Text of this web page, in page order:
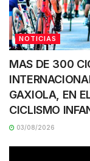
NOTICIAS
MAS DE 300
GAXIOLA, EN
CICLISMO
03/08/2026